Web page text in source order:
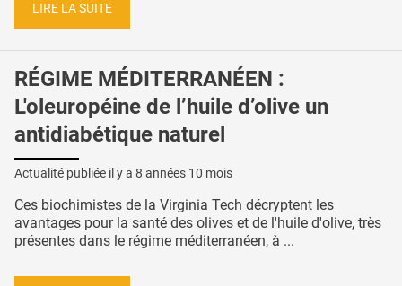
LIRE LA SUITE
RÉGIME MÉDITERRANÉEN :
L'oleuropéine de l’huile d’olive un
antidiabétique naturel
Actualité publiée il y a 8 années 10 mois
Ces biochimistes de la Virginia Tech décryptent les
avantages pour la santé des olives et de l'huile d'olive, très
présentes dans le régime méditerranéen, à ...